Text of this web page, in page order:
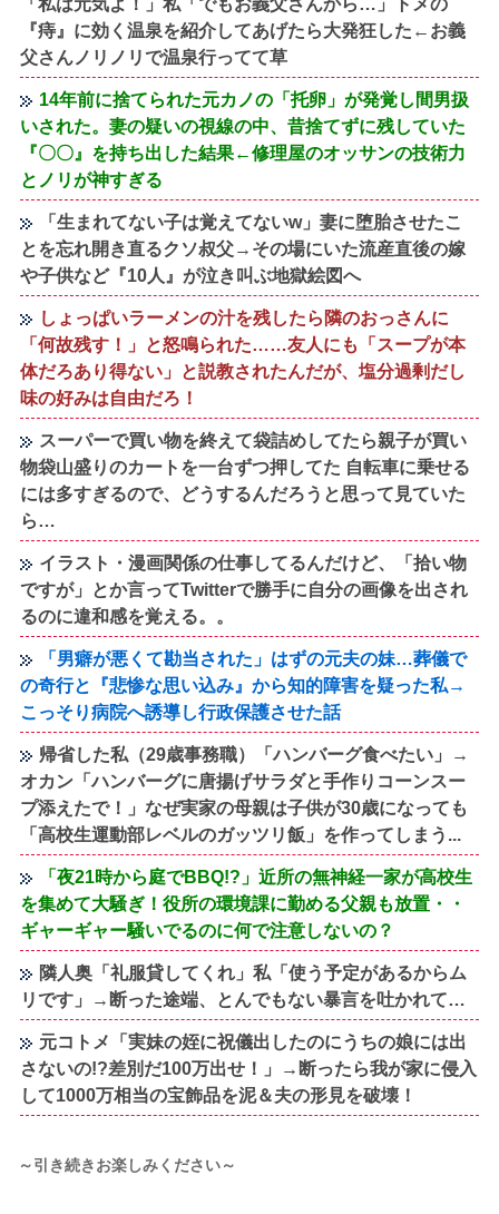
『痔』に効く温泉を紹介してあげたら大発狂した←お義
父さんノリノリで温泉行ってて草
14年前に捨てられた元カノの「托卵」が発覚し間男扱
いされた。妻の疑いの視線の中、昔捨てずに残していた
『〇〇』を持ち出した結果←修理屋のオッサンの技術力
とノリが神すぎる
「生まれてない子は覚えてないw」妻に堕胎させたこ
とを忘れ開き直るクソ叔父→その場にいた流産直後の嫁
や子供など『10人』が泣き叫ぶ地獄絵図へ
しょっぱいラーメンの汁を残したら隣のおっさんに
「何故残す！」と怒鳴られた……友人にも「スープが本
体だろあり得ない」と説教されたんだが、塩分過剰だし
味の好みは自由だろ！
スーパーで買い物を終えて袋詰めしてたら親子が買い
物袋山盛りのカートを一台ずつ押してた 自転車に乗せる
には多すぎるので、どうするんだろうと思って見ていた
ら…
イラスト・漫画関係の仕事してるんだけど、「拾い物
ですが」とか言ってTwitterで勝手に自分の画像を出され
るのに違和感を覚える。。
「男癖が悪くて勘当された」はずの元夫の妹…葬儀で
の奇行と『悲惨な思い込み』から知的障害を疑った私→
こっそり病院へ誘導し行政保護させた話
帰省した私（29歳事務職）「ハンバーグ食べたい」→
オカン「ハンバーグに唐揚げサラダと手作りコーンスー
プ添えたで！」なぜ実家の母親は子供が30歳になっても
「高校生運動部レベルのガッツリ飯」を作ってしまう...
「夜21時から庭でBBQ!?」近所の無神経一家が高校生
を集めて大騒ぎ！役所の環境課に勤める父親も放置・・
ギャーギャー騒いでるのに何で注意しないの？
隣人奥「礼服貸してくれ」私「使う予定があるからム
リです」→断った途端、とんでもない暴言を吐かれて…
元コトメ「実妹の姪に祝儀出したのにうちの娘には出
さないの!?差別だ100万出せ！」→断ったら我が家に侵入
して1000万相当の宝飾品を泥＆夫の形見を破壊！
～引き続きお楽しみください～